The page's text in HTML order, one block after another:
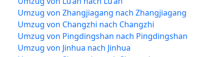
Umzug von Zhangjiagang nach Zhangjiagang
Umzug von Changzhi nach Changzhi
Umzug von Pingdingshan nach Pingdingshan
Umzug von Jinhua nach Jinhua